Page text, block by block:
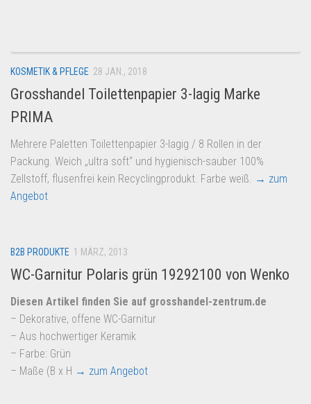
Amazon
Aldi
Lidl
Kostenlos verkaufen
Anmelden
Kostenlos Registrieren
KOSMETIK & PFLEGE 28 JAN., 2018
Grosshandel Toilettenpapier 3-lagig Marke
PRIMA
Mehrere Paletten Toilettenpapier 3-lagig / 8 Rollen in der
Packung. Weich „ultra soft“ und hygienisch-sauber 100%
Zellstoff, flusenfrei kein Recyclingprodukt. Farbe weiß. → zum
Angebot
B2B PRODUKTE 1 MÄRZ, 2013
WC-Garnitur Polaris grün 19292100 von Wenko
Diesen Artikel finden Sie auf grosshandel-zentrum.de
– Dekorative, offene WC-Garnitur
– Aus hochwertiger Keramik
– Farbe: Grün
– Maße (B x H → zum Angebot